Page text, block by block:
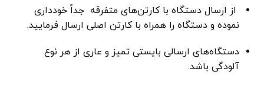
از ارسال دستگاه با کارتن‌های متفرقه جداً خودداری
نموده و دستگاه را همراه با کارتن اصلی ارسال فرمایید.
دستگاه‌های ارسالی بایستی تمیز و عاری از هر نوع
آلودگی باشد.